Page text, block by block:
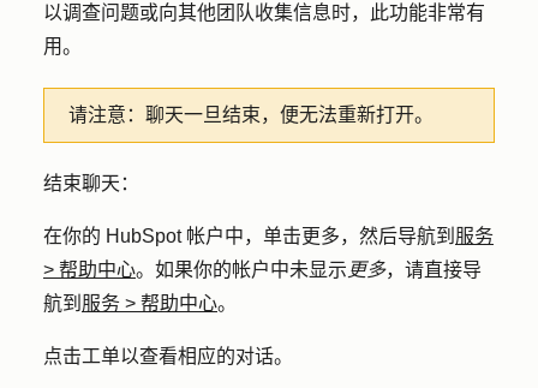
以调查问题或向其他团队收集信息时，此功能非常有
用。
请注意： 聊天一旦结束，便无法重新打开。
结束聊天：
在你的 HubSpot 帐户中，单击更多，然后导航到 服务
> 帮助中心。如果你的帐户中未显示 更多，请直接导
航到 服务 > 帮助中心。
点击工单以查看相应的对话。